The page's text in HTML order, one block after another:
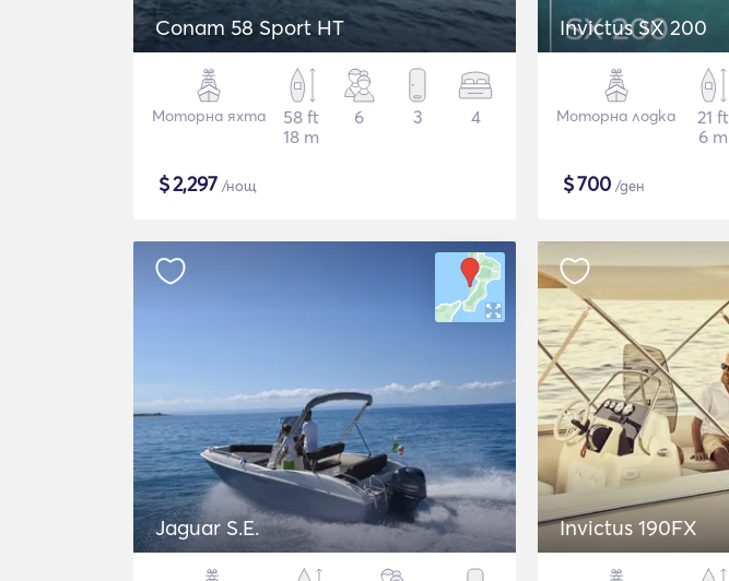
Conam 58 Sport HT
Моторна яхта
58 ft
18 m
6 3 4
$2,297 /нощ
Invictus SX 200
Моторна лодка
21 ft
6 m
$700 /ден
Jaguar S.E. Invictus 190FX